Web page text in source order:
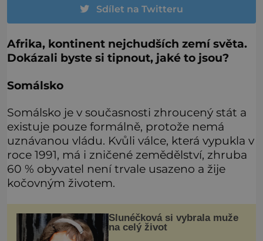
Sdílet na Twitteru
Afrika, kontinent nejchudších zemí světa.
Dokázali byste si tipnout, jaké to jsou?
Somálsko
Somálsko je v současnosti zhroucený stát a
existuje pouze formálně, protože nemá
uznávanou vládu. Kvůli válce, která vypukla v
roce 1991, má i zničené zemědělství, zhruba
60 % obyvatel není trvale usazeno a žije
kočovným životem.
Slunéčková si vybrala muže
na celý život